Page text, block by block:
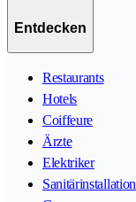
Entdecken
Restaurants
Hotels
Coiffeure
Ärzte
Elektriker
Sanitärinstallation